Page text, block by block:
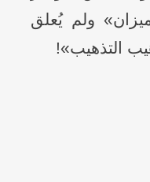
ولم يُعلق
التذهيب»!